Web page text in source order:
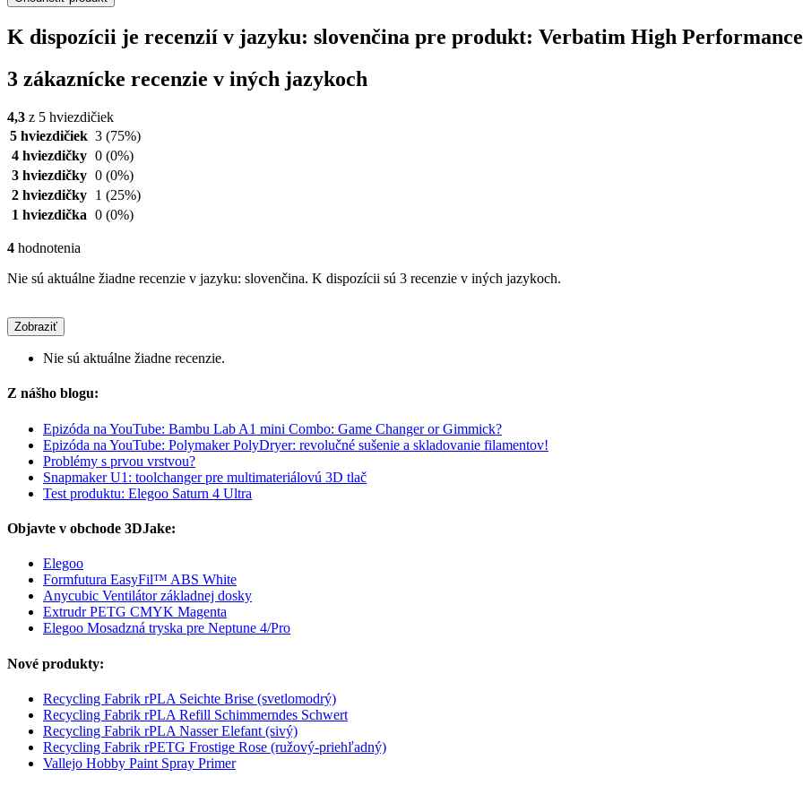
K dispozícii je recenzií v jazyku: slovenčina pre produkt: Verbatim High
3 zákaznícke recenzie v iných jazykoch
4,3 z 5 hviezdičiek
5 hviezdičiek 3 (75%)
4 hviezdičky 0 (0%)
3 hviezdičky 0 (0%)
2 hviezdičky
1 (25%)
1 hviezdička 0 (0%)
4 hodnotenia
Nie sú aktuálne žiadne recenzie v jazyku: slovenčina. K dispozícii sú 3 recenzie v iných jazykoch.
Zobraziť
Nie sú aktuálne žiadne recenzie.
Z nášho blogu:
Epizóda na YouTube: Bambu Lab A1 mini Combo: Game Changer or Gimmick?
Epizóda na YouTube: Polymaker PolyDryer: revolučné sušenie a skladovanie filamentov!
Problémy s prvou vrstvou?
Snapmaker U1: toolchanger pre multimateriálovú 3D tlač
Test produktu: Elegoo Saturn 4 Ultra
Objavte v obchode 3DJake:
Elegoo
Formfutura EasyFil™ ABS White
Anycubic Ventilátor základnej dosky
Extrudr PETG CMYK Magenta
Elegoo Mosadzná tryska pre Neptune 4/Pro
Nové produkty:
Recycling Fabrik rPLA Seichte Brise (svetlomodrý)
Recycling Fabrik rPLA Refill Schimmerndes Schwert
Recycling Fabrik rPLA Nasser Elefant (sivý)
Recycling Fabrik rPETG Frostige Rose (ružový-priehľadný)
Vallejo Hobby Paint Spray Primer